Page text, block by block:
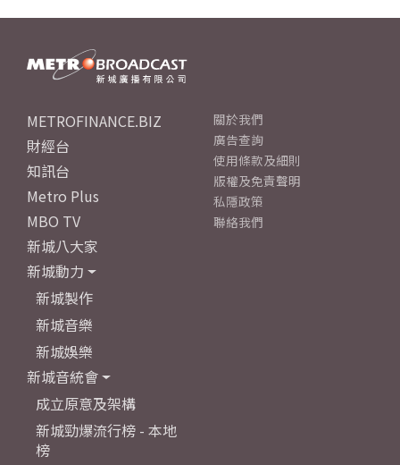
METROFINANCE.BIZ
財經台
知訊台
Metro Plus
MBO TV
新城八大家
新城動力
新城製作
新城音樂
新城娛樂
新城音統會
成立原意及架構
新城勁爆流行榜 - 本地
榜
關於我們
廣告查詢
使用條款及細則
版權及免責聲明
私隱政策
聯絡我們